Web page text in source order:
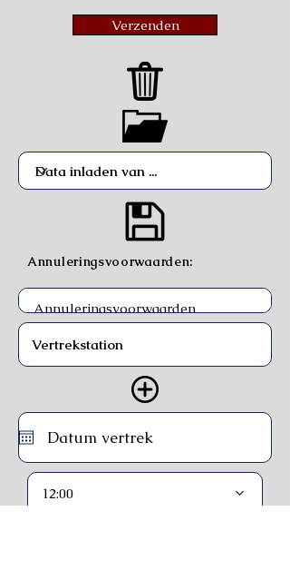
Verzenden
Annuleringsvoorwaarden:
12:00